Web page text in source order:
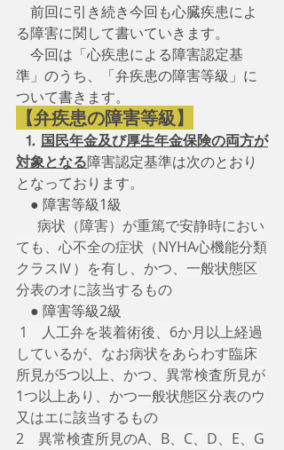
前回に引き続き今回も心臓疾患によ
る障害に関して書いていきます。
今回は「心疾患による障害認定基
準」のうち、「弁疾患の障害等級」に
ついて書きます。
【弁疾患の障害等級】
⒈ 国民年金及び厚生年金保険の両方が
対象となる障害認定基準は次のとおり
となっております。
● 障害等級1級
病状（障害）が重篤で安静時におい
ても、心不全の症状（NYHA心機能分類
クラスⅣ）を有し、かつ、一般状態区
分表のオに該当するもの
● 障害等級2級
1　人工弁を装着術後、6か月以上経過
しているが、なお病状をあらわす臨床
所見が5つ以上、かつ、異常検査所見が
1つ以上あり、かつ一般状態区分表のウ
又はエに該当するもの
2　異常検査所見のA、B、C、D、E、G